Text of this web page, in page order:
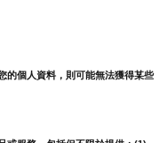
的個人資料，則可能無法獲得某些